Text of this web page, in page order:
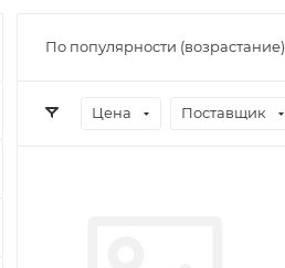
По популярности (возрастание)
Цена Поставщик